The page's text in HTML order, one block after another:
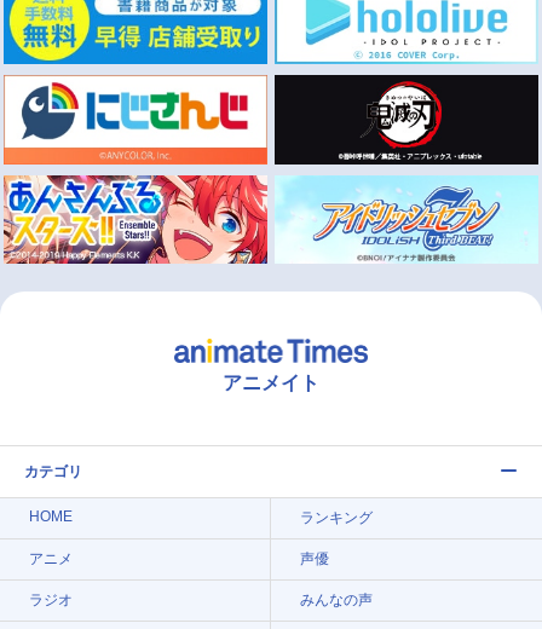
アニメイト
カテゴリ
HOME ランキング
アニメ 声優
ラジオ みんなの声